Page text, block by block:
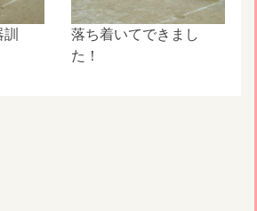
落ち着いてできまし
た！